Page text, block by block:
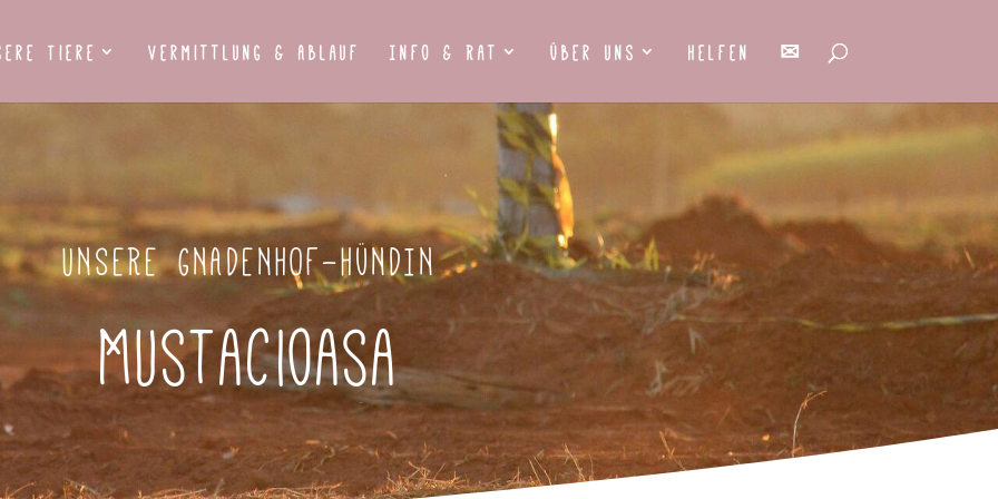
Tiere Vermittlung & Ablauf Info & Rat Über uns Helfen ✉
UNSERE GNADENHOF-HÜNDIN
Mustacioasa